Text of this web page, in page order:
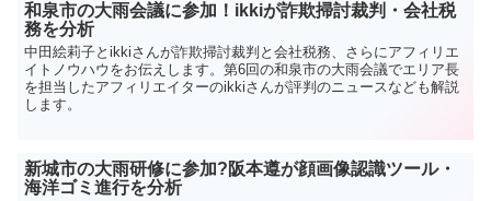
和泉市の大雨会議に参加！ikkiが詐欺掃討裁判・会社税
務を分析
中田絵莉子とikkiさんが詐欺掃討裁判と会社税務、さらにアフィリエ
イトノウハウをお伝えします。第6回の和泉市の大雨会議でエリア長
を担当したアフィリエイターのikkiさんが評判のニュースなども解説
します。
新城市の大雨研修に参加?阪本遵が顔画像認識ツール・
海洋ゴミ進行を分析